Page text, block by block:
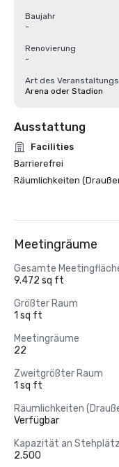
Baujahr
-
Renovierung
-
Art des
Arena oder Stadion
Ausstattung
Facilities
Barrierefrei
Räumlichkeiten
Meetingräume
Gesamte
9.472 sq ft
Größter Raum
1 sq ft
Meetingräume
22
Zweitgrößter Raum
1 sq ft
Räumlichkeiten
Verfügbar
Kapazität an
2.500